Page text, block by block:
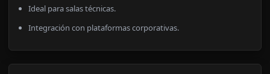
Ideal para salas técnicas.
Integración con plataformas corporativas.